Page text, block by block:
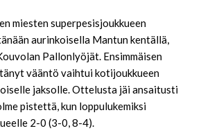
miesten superpesisjoukkueen
aurinkoisella Mantun kentällä,
Pallonlyöjät. Ensimmäisen
vääntö vaihtui kotijoukkueen
jaksolle. Ottelusta jäi ansaitusti
pistettä, kun loppulukemiksi
2-0 (3-0, 8-4).